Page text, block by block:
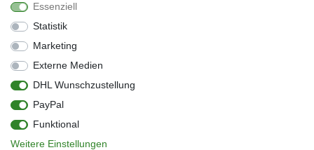
Sie können den Newsletter jederzeit kostenlos abbestellen.
** gilt für Lieferungen innerhalb Deutschlands, Lieferzeiten für andere Länder
entnehmen Sie bitte der Schaltfläche mit den Versandinformationen
Widerrufs­recht
Kontakt
Barrierefreiheitserklärung
Zahlung & Versand
Vertrag widerrufen
Essenziell
Statistik
Marketing
Externe Medien
DHL Wunschzustellung
PayPal
Funktional
Weitere Einstellungen